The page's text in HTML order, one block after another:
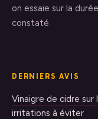
on essaie sur la
constaté.
DERNIERS AVIS
Vinaigre de cidre sur
irritations à éviter